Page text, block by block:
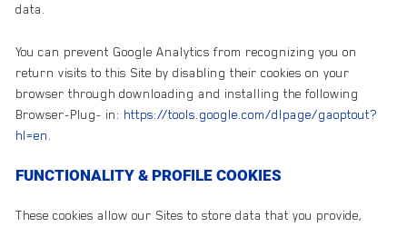
data.
You can prevent Google Analytics from recognizing you on
return visits to this Site by disabling their cookies on your
browser through downloading and installing the following
Browser-Plug- in: https://tools.google.com/dlpage/gaoptout?
hl=en
FUNCTIONALITY & PROFILE COOKIES
These cookies allow our Sites to store data that you provide,